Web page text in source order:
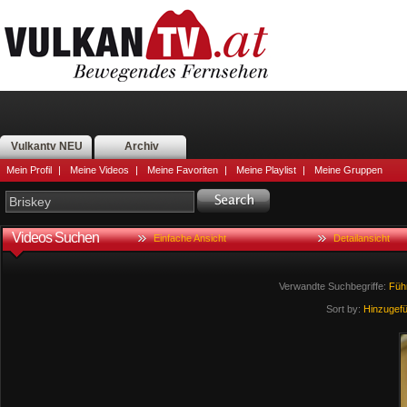
Vulkantv NEU Archiv
Mein Profil | Meine Videos | Meine Favoriten | Meine Playlist | Meine Gruppen
Videos Suchen Einfache Ansicht Detailansicht
Verwandte Suchbegriffe:
Sort by: